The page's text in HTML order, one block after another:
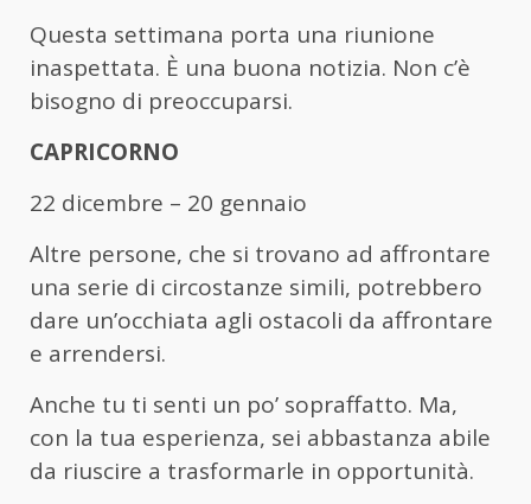
Questa settimana porta una riunione
inaspettata. È una buona notizia. Non c’è
bisogno di preoccuparsi.
CAPRICORNO
22 dicembre – 20 gennaio
Altre persone, che si trovano ad affrontare
una serie di circostanze simili, potrebbero
dare un’occhiata agli ostacoli da affrontare
e arrendersi.
Anche tu ti senti un po’ sopraffatto. Ma,
con la tua esperienza, sei abbastanza abile
da riuscire a trasformarle in opportunità.